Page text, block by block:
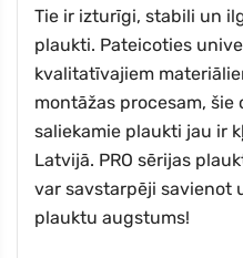
Tie ir izturīgi, stabili un
plaukti. Pateicoties
kvalitatīvajiem
montāžas procesam,
saliekamie plaukti jau ir
Latvijā. PRO sērijas
var savstarpēji savienot
plauktu augstums!